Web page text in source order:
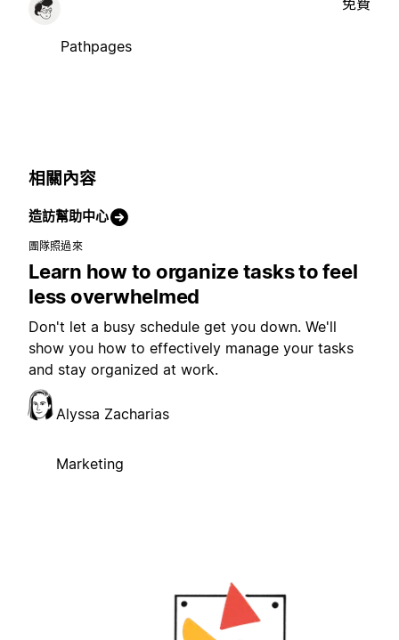
Pathpages
相關內容
造訪幫助中心
團隊照過來
Learn how to organize tasks to feel
less overwhelmed
Don't let a busy schedule get you down. We'll
show you how to effectively manage your tasks
and stay organized at work.
Alyssa Zacharias
Marketing